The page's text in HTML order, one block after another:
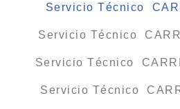
Servicio Técnico
Servicio Técnico
Servicio Técnico
Servicio Técnico